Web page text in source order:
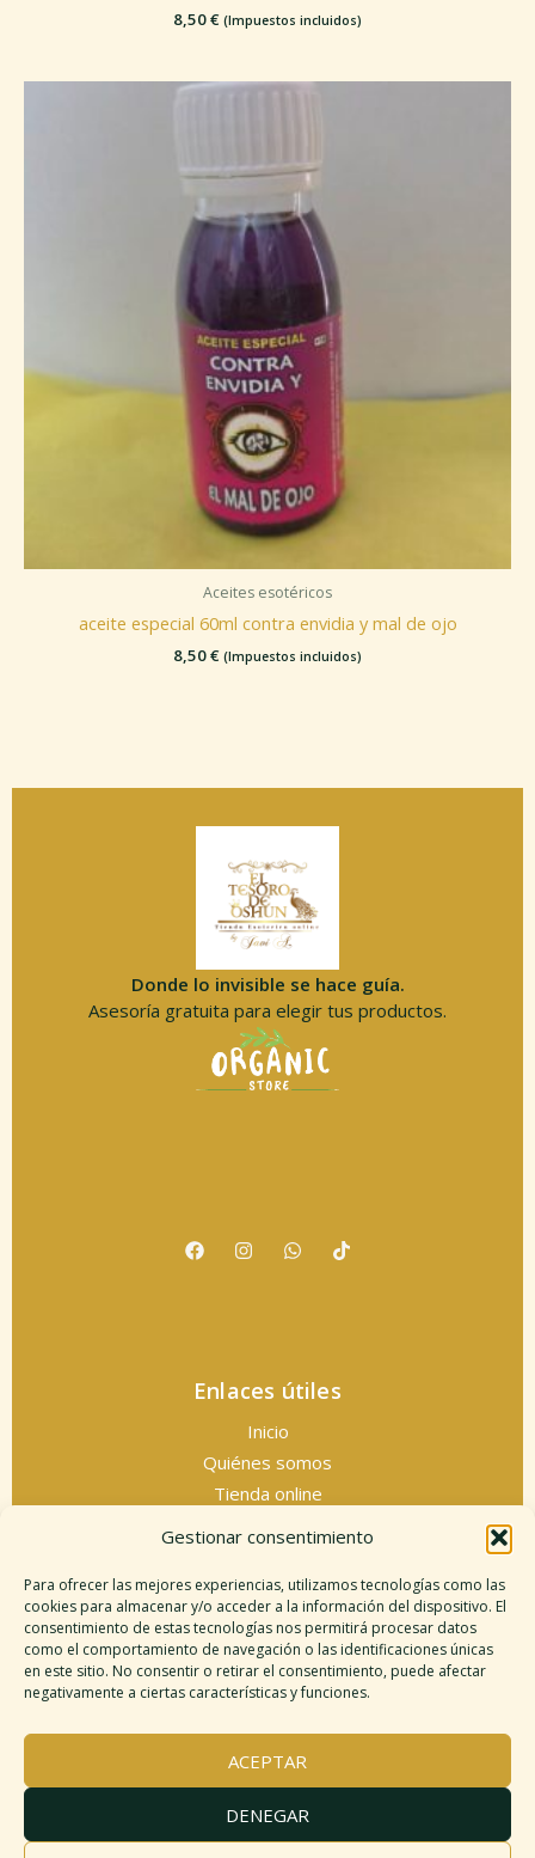
Gestionar consentimiento
Para ofrecer las mejores experiencias, utilizamos tecnologías como las
cookies para almacenar y/o acceder a la información del dispositivo. El
consentimiento de estas tecnologías nos permitirá procesar datos
como el comportamiento de navegación o las identificaciones únicas
en este sitio. No consentir o retirar el consentimiento, puede afectar
negativamente a ciertas características y funciones.
ACEPTAR
DENEGAR
8,50€ (Impuestos incluidos)
Aceites esotéricos
aceite especial 60ml contra envidia y mal de ojo
8,50€ (Impuestos incluidos)
Donde lo invisible se hace guía.
Asesoría gratuita para elegir tus productos.
Enlaces útiles
Inicio
Quiénes somos
Tienda online
Información legal
Política de cookies
Políticas de privacidad
Términos y condiciones